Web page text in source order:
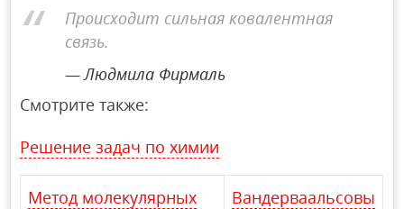
Происходит сильная ковалентная
связь.
Людмила Фирмаль
Смотрите также:
Решение задач по химии
Метод молекулярных
Вандерваальсовы